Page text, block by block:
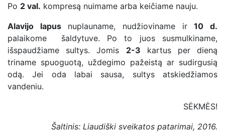
Po 2 val. kompresą nuimame arba keičiame nauju.
Alavijo lapusnuplauname, nudžioviname ir10 d.
palaikome šaldytuve. Po to juos susmulkiname,
išspaudžiame sultys. Jomis 2-3 kartus per dieną
triname spuoguotą, uždegimo pažeistą ar sudirgusią
odą. Jei oda labai sausa, sultys atskiedžiamos
vandeniu.
SĖKMĖS!
Šaltinis: Liaudiški sveikatos patarimai, 2016.